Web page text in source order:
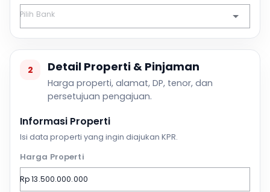
2 Detail Properti & Pinjaman
Harga properti, alamat, DP, tenor, dan
persetujuan pengajuan.
Informasi Properti
Isi data properti yang ingin diajukan KPR.
Harga Properti